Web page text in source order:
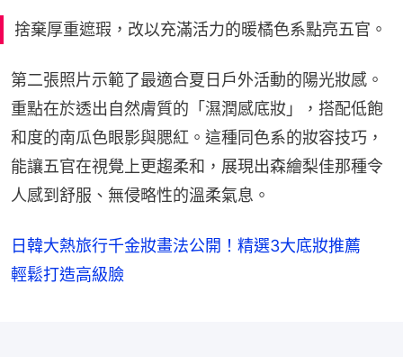
捨棄厚重遮瑕，改以充滿活力的暖橘色系點亮五官。
第二張照片示範了最適合夏日戶外活動的陽光妝感。
重點在於透出自然膚質的「濕潤感底妝」，搭配低飽
和度的南瓜色眼影與腮紅。這種同色系的妝容技巧，
能讓五官在視覺上更趨柔和，展現出森繪梨佳那種令
人感到舒服、無侵略性的溫柔氣息。
日韓大熱旅行千金妝畫法公開！精選3大底妝推薦
輕鬆打造高級臉